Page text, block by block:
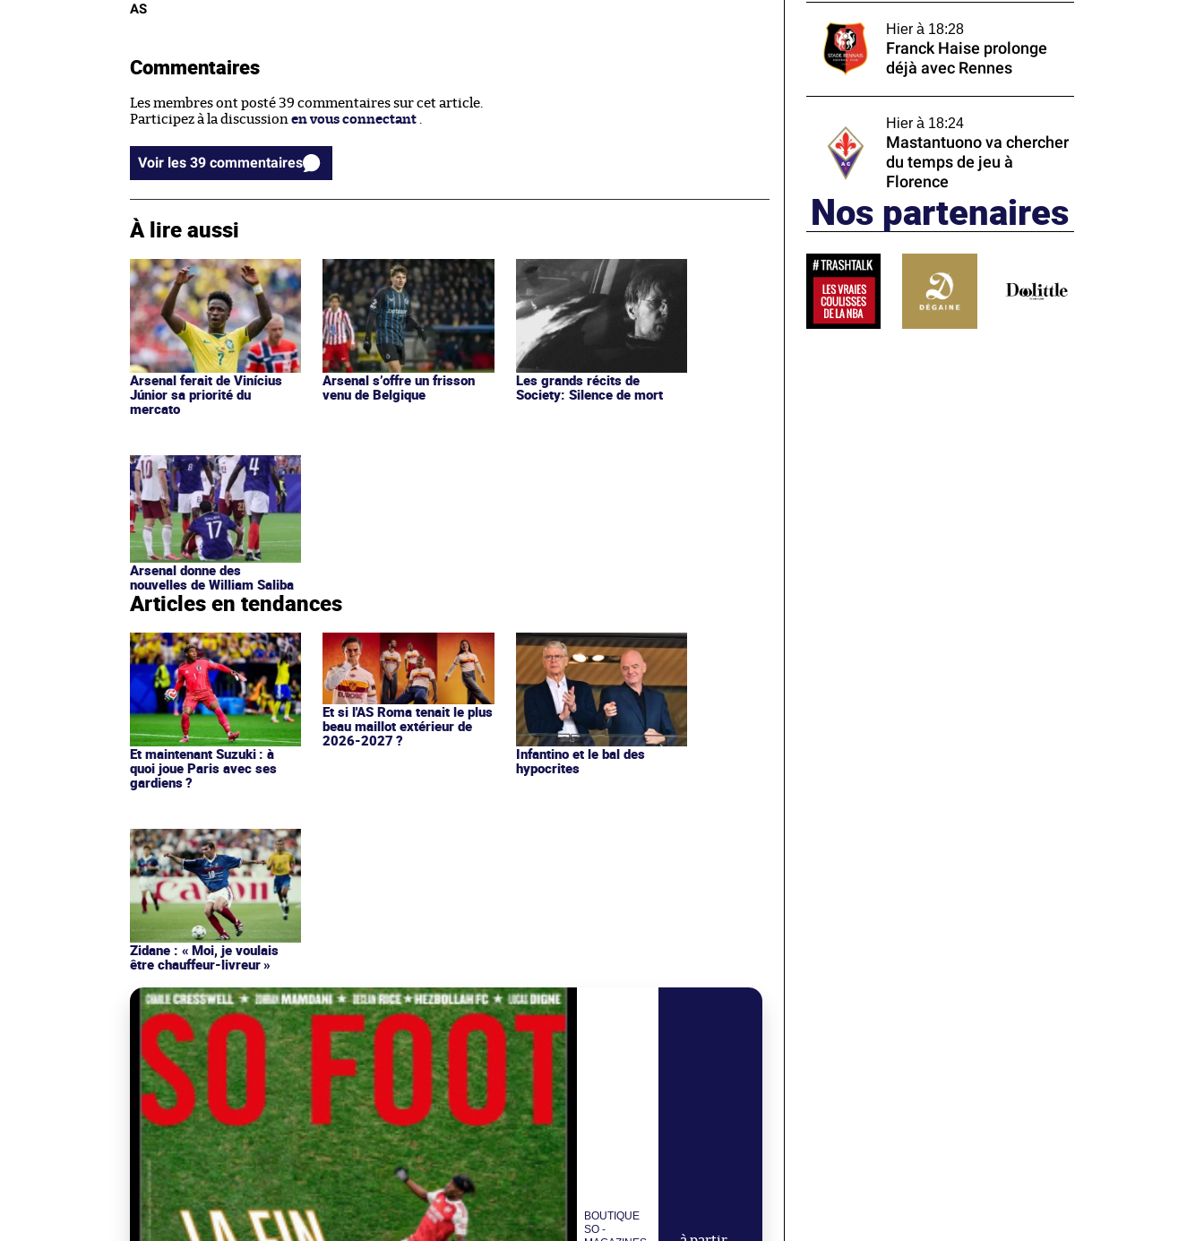
AS
Commentaires
Les membres ont posté 39 commentaires sur cet article.
Participez à la discussion en vous connectant .
Voir les 39 commentaires
À lire aussi
Arsenal ferait de Vinícius
Júnior sa priorité du
mercato
Arsenal s’offre un frisson
venu de Belgique
Les grands récits de
Society: Silence de mort
Arsenal donne des
nouvelles de William Saliba
Articles en tendances
Et maintenant Suzuki : à
quoi joue Paris avec ses
gardiens ?
Et si l'AS Roma tenait le plus
beau maillot extérieur de
2026-2027 ?
Infantino et le bal des
hypocrites
Zidane : « Moi, je voulais
être chauffeur-livreur »
BOUTIQUE
SO -
Hier à 18:28
Franck Haise prolonge
déjà avec Rennes
Hier à 18:24
Mastantuono va chercher
du temps de jeu à
Florence
Nos partenaires